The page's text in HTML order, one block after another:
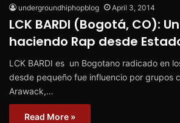
undergroundhiphopblog April 3, 2014
LCK BARDI (Bogotá, CO):
haciendo Rap desde
LCK BARDI es un Bogotano radicado en
desde pequeño fue influencio por grupos
Arawack,…
Read More »